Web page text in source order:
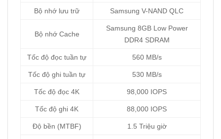
Bộ nhớ lưu trữ Samsung V-NAND QLC
Bộ nhớ Cache
Samsung 8GB Low Power
DDR4 SDRAM
Tốc độ đọc tuần tự 560 MB/s
Tốc độ ghi tuần tự 530 MB/s
Tốc độ đọc 4K 98,000 IOPS
Tốc độ ghi 4K 88,000 IOPS
Độ bền (MTBF) 1.5 Triệu giờ